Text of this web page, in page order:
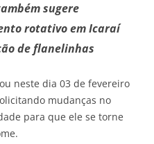
sugere
rotativo em Icaraí
de flanelinhas
neste dia 03 de fevereiro
mudanças no
para que ele se torne